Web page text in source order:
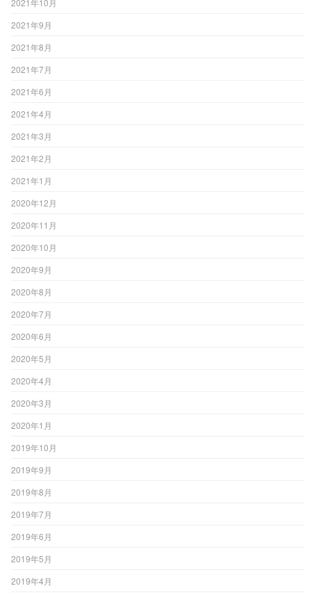
2021年10月
2021年9月
2021年8月
2021年7月
2021年6月
2021年4月
2021年3月
2021年2月
2021年1月
2020年12月
2020年11月
2020年10月
2020年9月
2020年8月
2020年7月
2020年6月
2020年5月
2020年4月
2020年3月
2020年1月
2019年10月
2019年9月
2019年8月
2019年7月
2019年6月
2019年5月
2019年4月